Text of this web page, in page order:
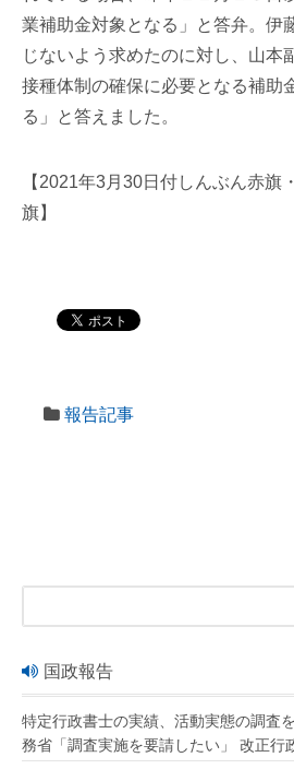
業補助金対象となる」と答弁。伊
じないよう求めたのに対し、山本
接種体制の確保に必要となる補助
る」と答えました。
【2021年3月30日付しんぶん赤旗
旗】
報告記事
国政報告
特定行政書士の実績、活動実態の調
務省「調査実施を要請したい」 改正行